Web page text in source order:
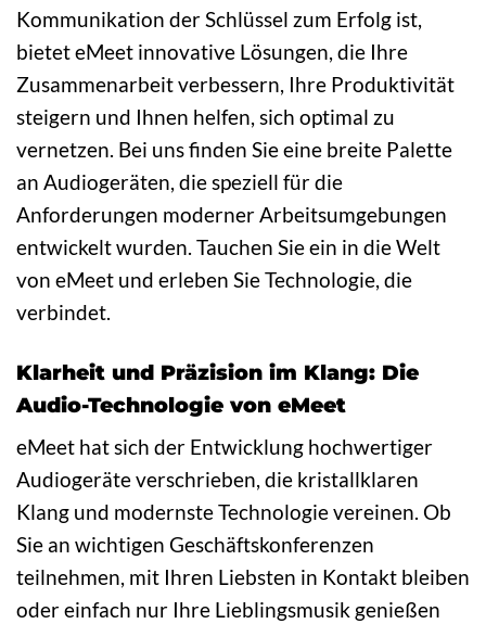
Kommunikation der Schlüssel zum Erfolg ist,
bietet eMeet innovative Lösungen, die Ihre
Zusammenarbeit verbessern, Ihre Produktivität
steigern und Ihnen helfen, sich optimal zu
vernetzen. Bei uns finden Sie eine breite Palette
an Audiogeräten, die speziell für die
Anforderungen moderner Arbeitsumgebungen
entwickelt wurden. Tauchen Sie ein in die Welt
von eMeet und erleben Sie Technologie, die
verbindet.
Klarheit und Präzision im Klang: Die
Audio-Technologie von eMeet
eMeet hat sich der Entwicklung hochwertiger
Audiogeräte verschrieben, die kristallklaren
Klang und modernste Technologie vereinen. Ob
Sie an wichtigen Geschäftskonferenzen
teilnehmen, mit Ihren Liebsten in Kontakt bleiben
oder einfach nur Ihre Lieblingsmusik genießen